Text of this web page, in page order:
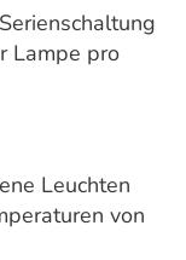
Lampe pro
Leuchten
von